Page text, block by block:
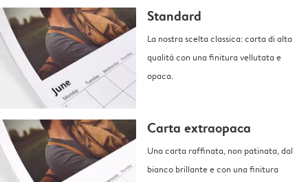
Standard
La nostra scelta classica: carta di alta
qualità con una finitura vellutata e
opaca.
Carta extraopaca
Una carta raffinata, non patinata, dal
bianco brillante e con una finitura